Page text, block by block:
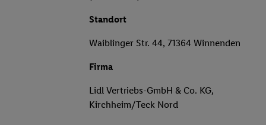
Standort
Waiblinger Str. 44, 71364 Winnenden
Firma
Lidl Vertriebs-GmbH & Co. KG,
Kirchheim/Teck Nord